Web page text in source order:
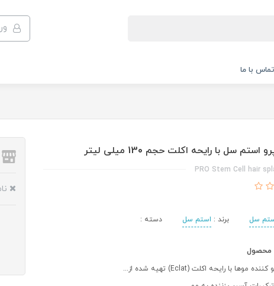
تماس با ما
سل با رایحه اکلت حجم 130 میلی لیتر
PRO Stem Cell hair
سل برند : استم سل دسته :
محصول